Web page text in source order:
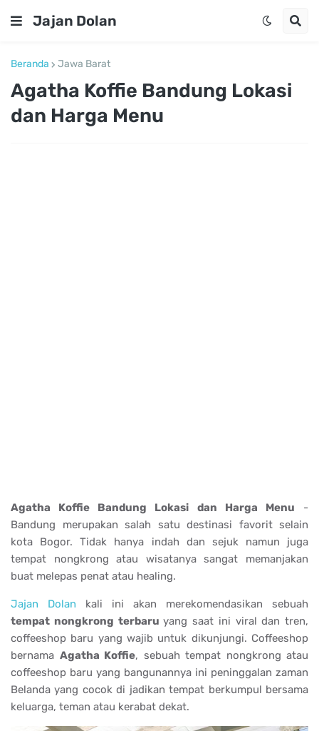
Jajan Dolan
Beranda Jawa Barat
Agatha Koffie Bandung Lokasi
dan Harga Menu
Agatha Koffie Bandung Lokasi dan Harga Menu -
Bandung merupakan salah satu destinasi favorit selain
kota Bogor. Tidak hanya indah dan sejuk namun juga
tempat nongkrong atau wisatanya sangat memanjakan
buat melepas penat atau healing.
Jajan Dolan kali ini akan merekomendasikan sebuah
tempat nongkrong terbaruyang saat ini viral dan tren,
coffeeshop baru yang wajib untuk dikunjungi. Coffeeshop
bernama Agatha Koffie, sebuah tempat nongkrong atau
coffeeshop baru yang bangunannya ini peninggalan zaman
Belanda yang cocok di jadikan tempat berkumpul bersama
keluarga, teman atau kerabat dekat.